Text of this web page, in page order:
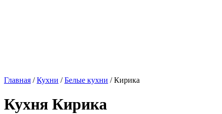
Главная /Кухни /Белые кухни / Кирика
Кухня Кирика